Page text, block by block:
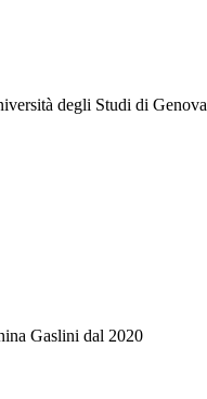
degli Studi di Genova
Gaslini dal 2020